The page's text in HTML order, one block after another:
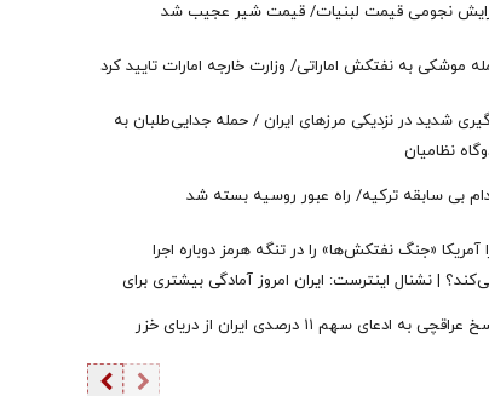
نجومی قیمت لبنیات/ قیمت شیر عجیب شد
موشکی به نفتکش اماراتی/ وزارت خارجه امارات تایید کرد
شدید در نزدیکی مرز‌های ایران / حمله جدایی‌طلبان به
نظامیان
بی سابقه ترکیه/ راه عبور روسیه بسته شد
آمریکا «جنگ نفتکش‌ها» را در تنگه هرمز دوباره اجرا
| نشنال اینترست: ایران امروز آمادگی بیشتری برای
به ادعای سهم ۱۱ درصدی ایران از دریای خزر